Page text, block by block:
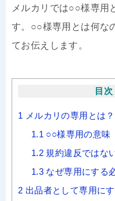
メルカリでは○○様専用
す。○○様専用とは何な
てお伝えします。
目次
1 メルカリの専用とは？
1.1 ○○様専用の意味
1.2 規約違反ではな
1.3 なぜ専用にする
2 出品者として専用に